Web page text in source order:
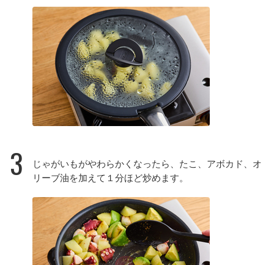
3
じゃがいもがやわらかくなったら、たこ、アボカド、オ
リーブ油を加えて１分ほど炒めます。